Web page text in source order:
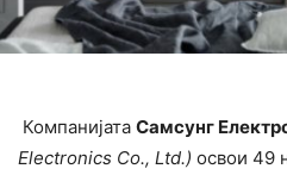
Компанијата Самсунг
Electronics Co., Ltd.) освои 49